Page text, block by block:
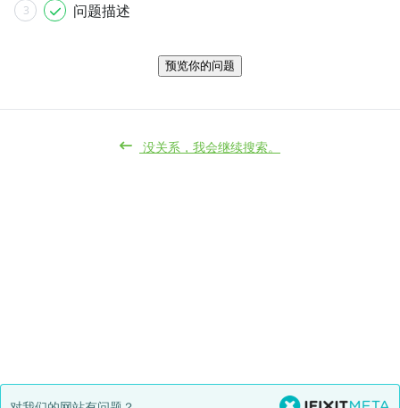
3 问题描述
预览你的问题
没关系，我会继续搜索。